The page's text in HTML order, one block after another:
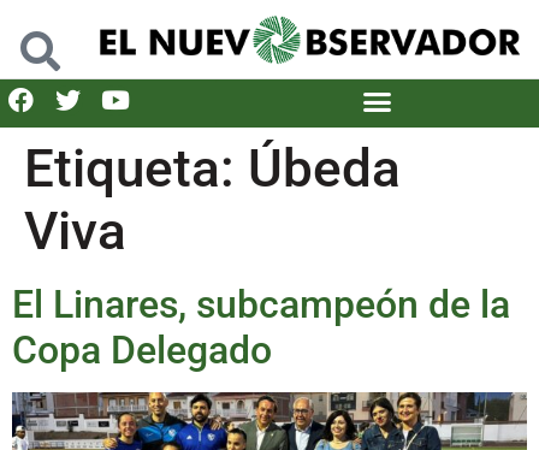
Etiqueta: Úbeda
Viva
El Linares, subcampeón de la
Copa Delegado